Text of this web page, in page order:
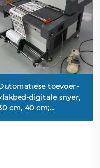
toevoer-
digitale snyer,
cm, 40 cm;
snyer,